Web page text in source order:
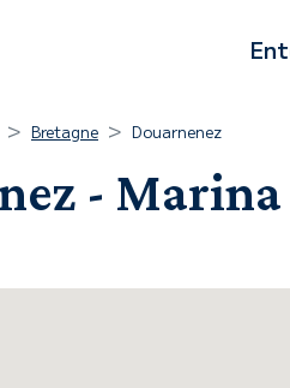
Bretagne Douarnenez
-